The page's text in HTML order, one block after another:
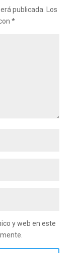
publicada.
Los
*
y web en este